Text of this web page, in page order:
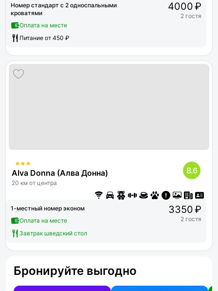
Номер стандарт с 2 односпальными
кроватями
Оплата на месте
Питание от 450 ₽
4000 ₽
2 гостя
Alva Donna (Алва Донна)
20 км от центра
8.6
1-местный номер эконом
Оплата на месте
Завтрак шведский стол
3350 ₽
2 гостя
Бронируйте выгодно